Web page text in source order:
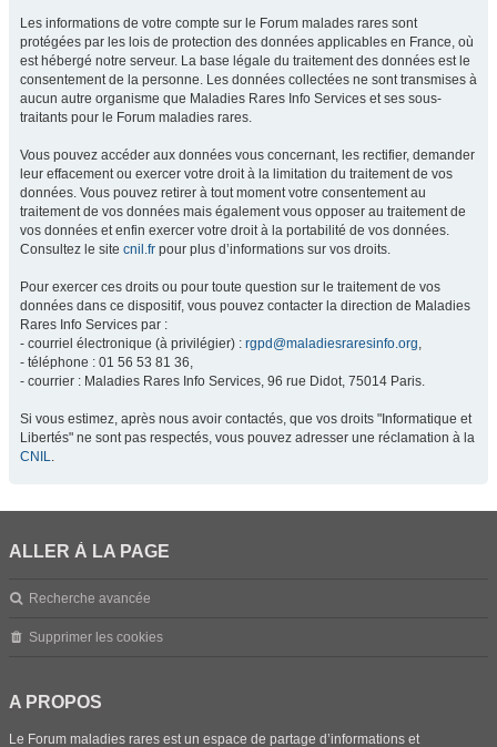
Les informations de votre compte sur le Forum malades rares sont
protégées par les lois de protection des données applicables en France, où
est hébergé notre serveur. La base légale du traitement des données est le
consentement de la personne. Les données collectées ne sont transmises à
aucun autre organisme que Maladies Rares Info Services et ses sous-
traitants pour le Forum maladies rares.
Vous pouvez accéder aux données vous concernant, les rectifier, demander
leur effacement ou exercer votre droit à la limitation du traitement de vos
données. Vous pouvez retirer à tout moment votre consentement au
traitement de vos données mais également vous opposer au traitement de
vos données et enfin exercer votre droit à la portabilité de vos données.
Consultez le site cnil.fr pour plus d’informations sur vos droits.
Pour exercer ces droits ou pour toute question sur le traitement de vos
données dans ce dispositif, vous pouvez contacter la direction de Maladies
Rares Info Services par :
- courriel électronique (à privilégier) : rgpd@maladiesraresinfo.org,
- téléphone : 01 56 53 81 36,
- courrier : Maladies Rares Info Services, 96 rue Didot, 75014 Paris.
Si vous estimez, après nous avoir contactés, que vos droits "Informatique et
Libertés" ne sont pas respectés, vous pouvez adresser une réclamation à la
CNIL.
ALLER À LA PAGE
Recherche avancée
Supprimer les cookies
A PROPOS
Le Forum maladies rares est un espace de partage d’informations et